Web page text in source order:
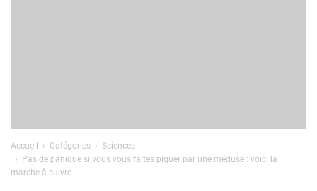
Accueil Catégories
Sciences
Pas de panique si vous vous faites piquer par une méduse : voici la
marche à suivre